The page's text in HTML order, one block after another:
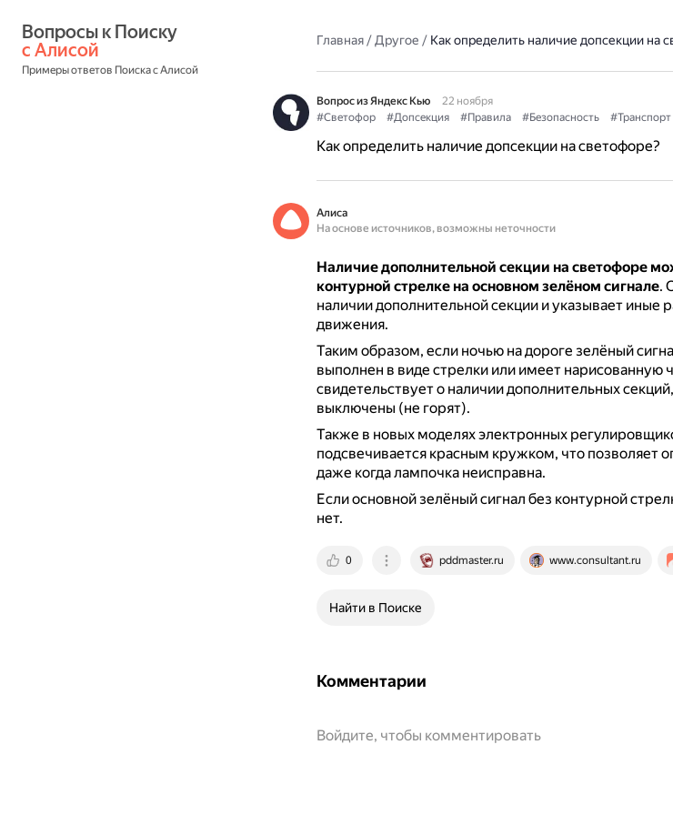
с Алисой
Примеры ответов Поиска с Алисой
Главная/Другое / Как определить наличие допсекции на
Вопрос из Яндекс Кью
22 ноября
#Светофор
#Допсекция #Правила #Безопасность #Транспорт
Как определить наличие допсекции на светофоре?
Алиса
На основе источников, возможны неточности
Наличие дополнительной секции на светофоре
контурной стрелке на основном зелёном сигнале.
наличии дополнительной секции и указывает иные
движения.
Таким образом, если ночью на дороге зелёный
выполнен в виде стрелки или имеет нарисованную
свидетельствует о наличии дополнительных
выключены (не горят).
Также в новых моделях электронных
подсвечивается красным кружком, что позволяет
даже когда лампочка неисправна.
Если основной зелёный сигнал без контурной
нет.
0 pddmaster.ru www.consultant.ru
Найти в Поиске
Комментарии
Войдите, чтобы комментировать